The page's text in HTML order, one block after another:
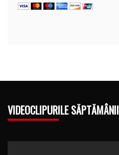
VIDEOCLIPURILE SĂPTĂMÂNII